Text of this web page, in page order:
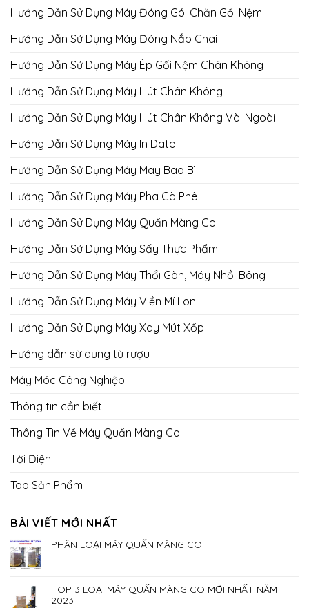
Hướng Dẫn Sử Dụng Máy Đóng Gói Chăn Gối Nệm
Hướng Dẫn Sử Dụng Máy Đóng Nắp Chai
Hướng Dẫn Sử Dụng Máy Ép Gối Nệm Chân Không
Hướng Dẫn Sử Dụng Máy Hút Chân Không
Hướng Dẫn Sử Dụng Máy Hút Chân Không Vòi Ngoài
Hướng Dẫn Sử Dụng Máy In Date
Hướng Dẫn Sử Dụng Máy May Bao Bì
Hướng Dẫn Sử Dụng Máy Pha Cà Phê
Hướng Dẫn Sử Dụng Máy Quấn Màng Co
Hướng Dẫn Sử Dụng Máy Sấy Thực Phẩm
Hướng Dẫn Sử Dụng Máy Thổi Gòn, Máy Nhồi Bông
Hướng Dẫn Sử Dụng Máy Viền Mí Lon
Hướng Dẫn Sử Dụng Máy Xay Mút Xốp
Hướng dẫn sử dụng tủ rượu
Máy Móc Công Nghiệp
Thông tin cần biết
Thông Tin Về Máy Quấn Màng Co
Tời Điện
Top Sản Phẩm
BÀI VIẾT MỚI NHẤT
PHÂN LOẠI MÁY QUẤN MÀNG CO
TOP 3 LOẠI MÁY QUẤN MÀNG CO MỚI NHẤT NĂM
2023